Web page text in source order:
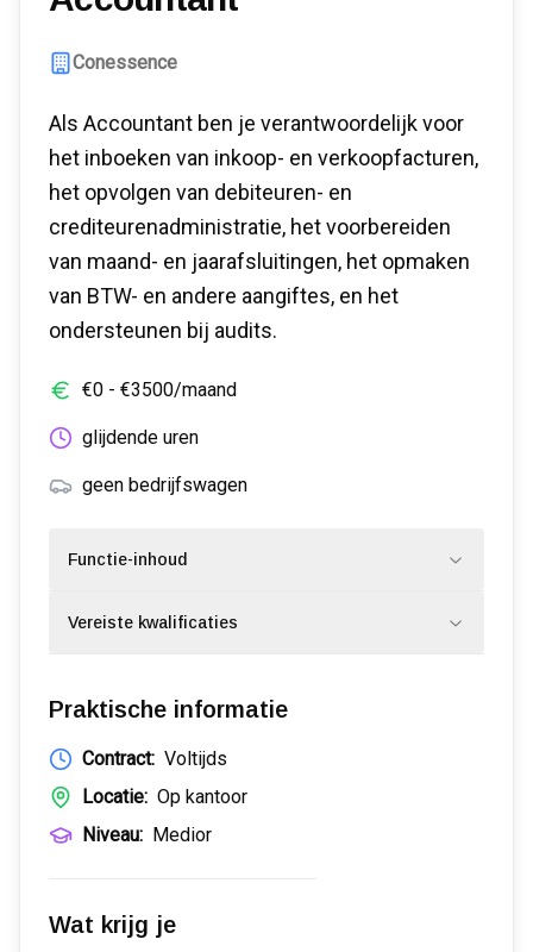
Conessence
Als Accountant ben je verantwoordelijk voor
het inboeken van inkoop- en verkoopfacturen,
het opvolgen van debiteuren- en
crediteurenadministratie, het voorbereiden
van maand- en jaarafsluitingen, het opmaken
van BTW- en andere aangiftes, en het
ondersteunen bij audits.
€0 - €3500/maand
glijdende uren
geen bedrijfswagen
Functie-inhoud
Vereiste kwalificaties
Praktische informatie
Contract: Voltijds
Locatie: Op kantoor
Niveau: Medior
Wat krijg je